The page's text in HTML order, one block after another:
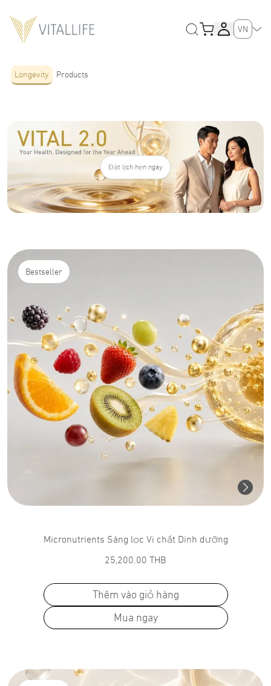
VN
Longevity Products
Đặt lịch hẹn ngay
Bestseller
Micronutrients Sàng lọc Vi chất Dinh dưỡng
25,200.00 THB
Thêm vào giỏ hàng
Mua ngay